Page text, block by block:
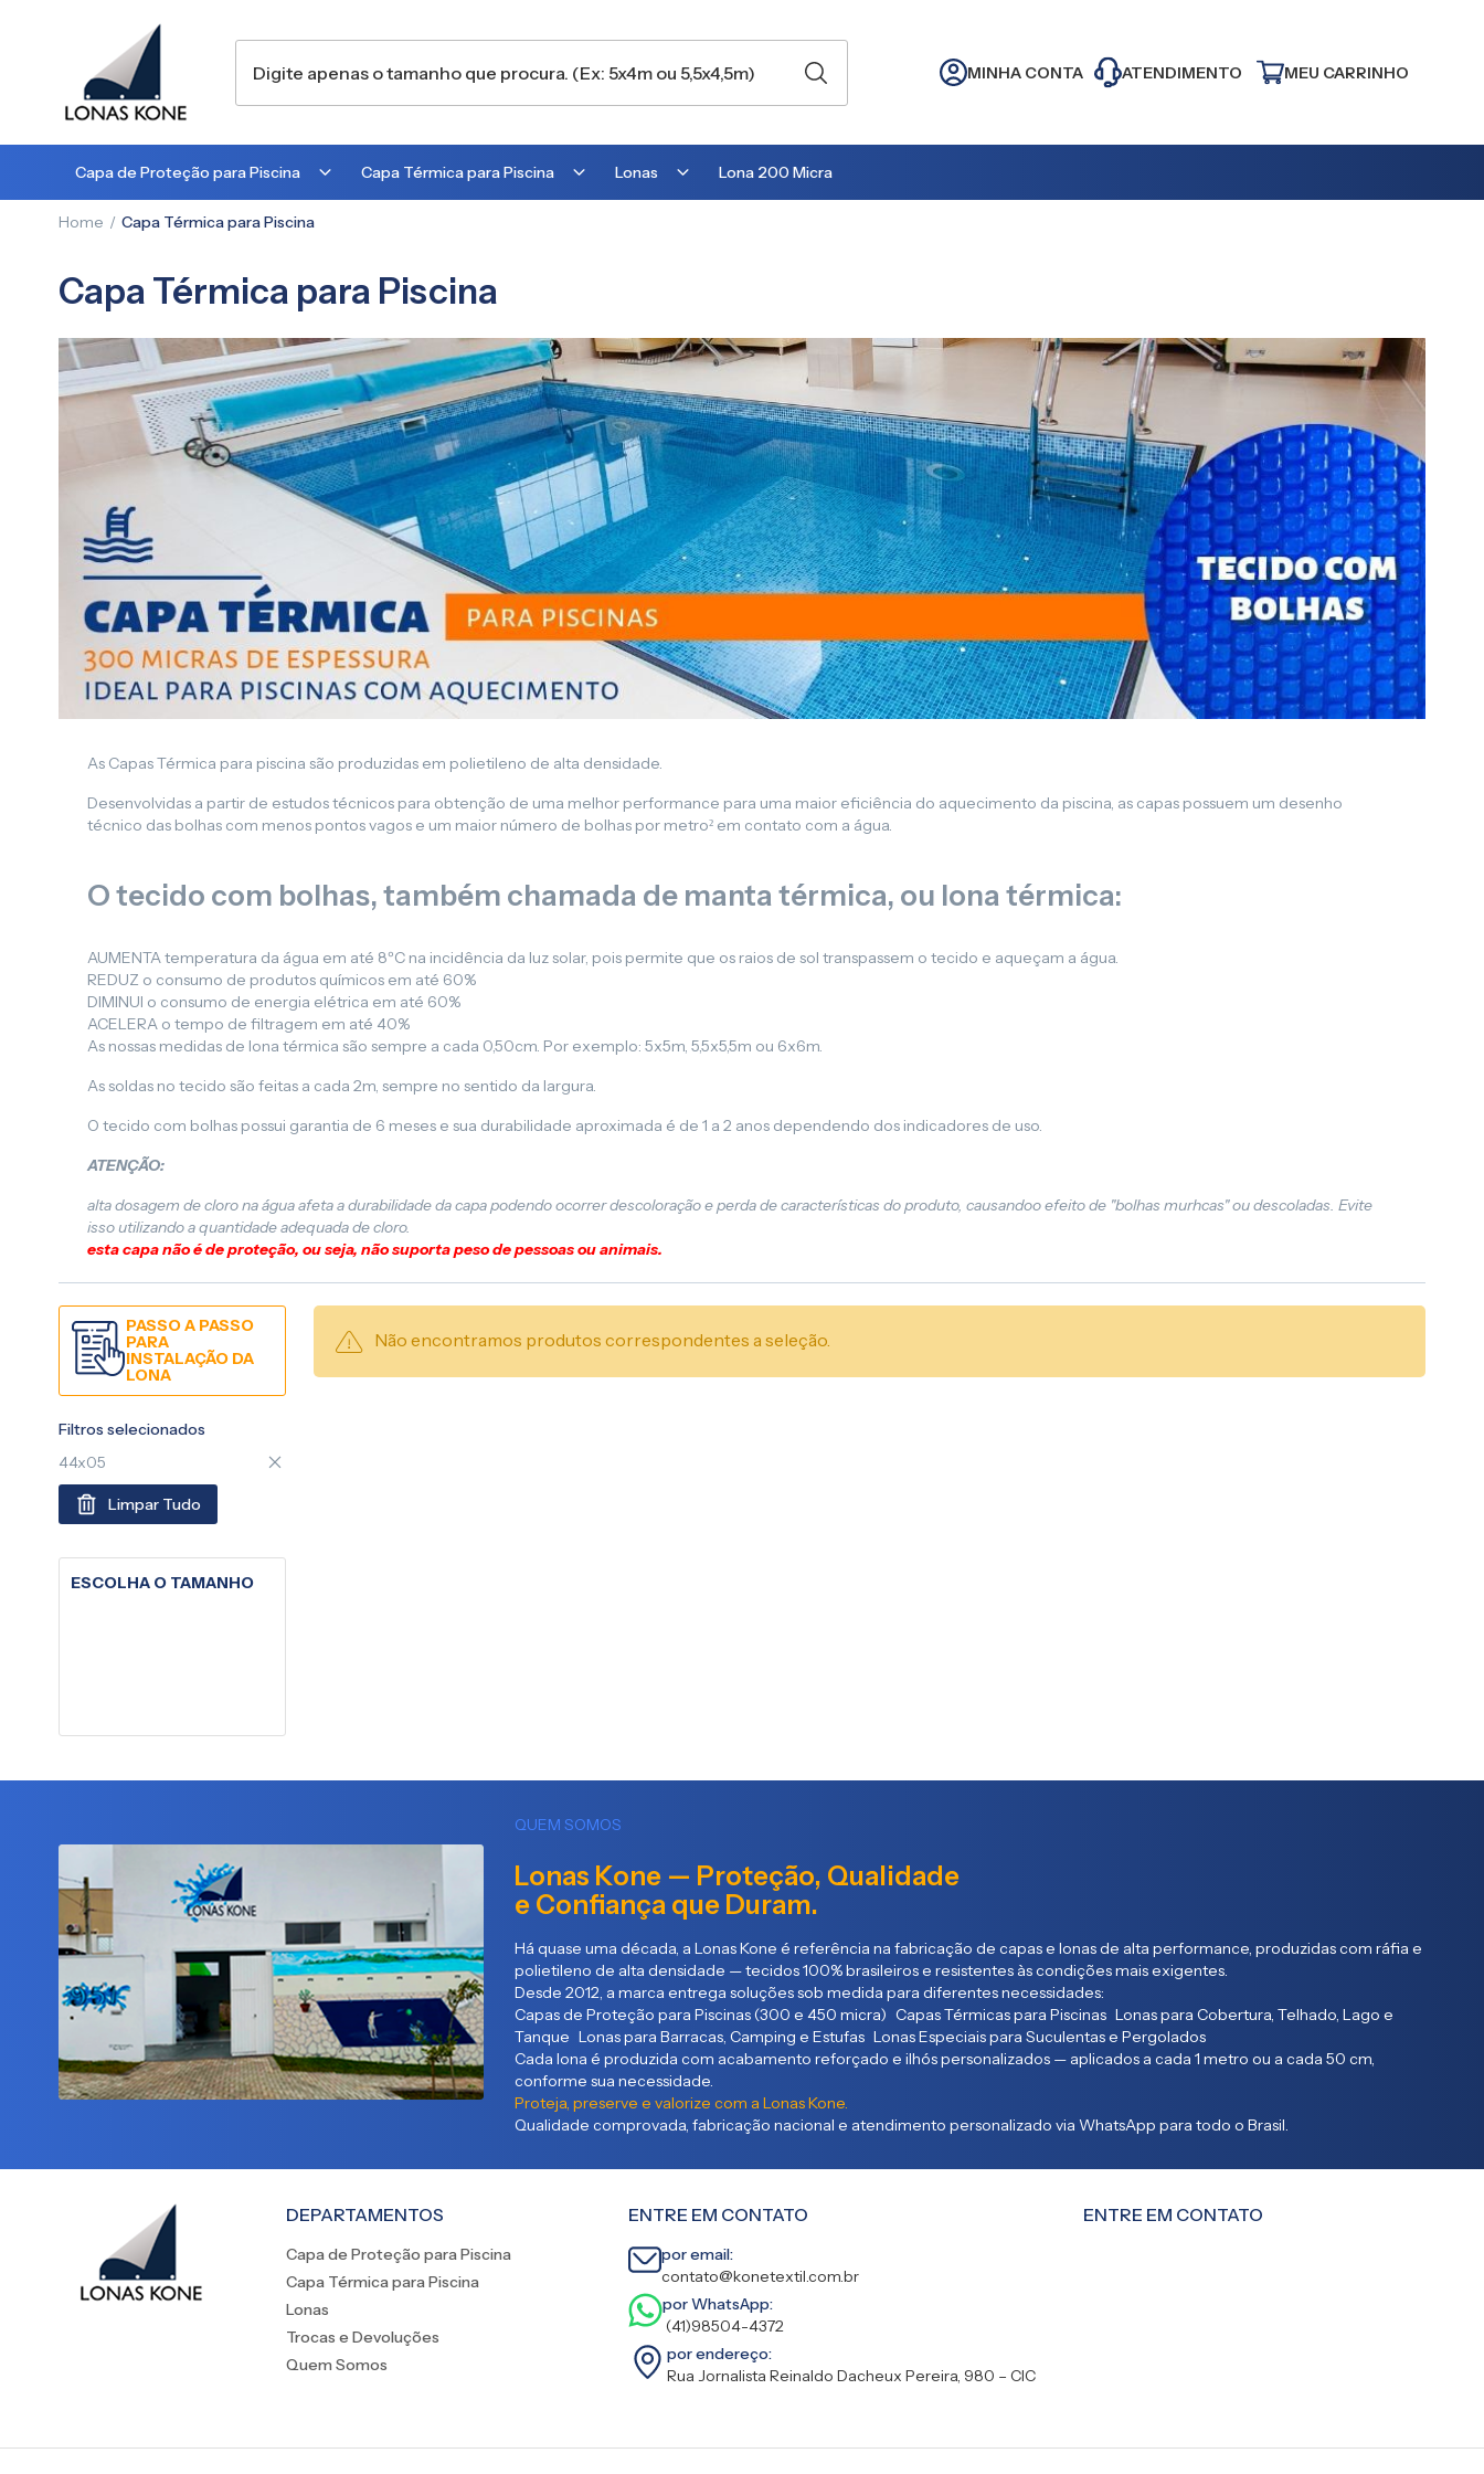
MINHA CONTA ATENDIMENTO MEU CARRINHO
Capa de Proteção para Piscina
300 MICRA
Capa Térmica para Piscina Lonas
Lona para Barraca
Lona para Camping
Lona para Estufa
Lona para cobrir Suculentas
Lona para Pergolado
Lona 200 Micra
Home Capa Térmica para Piscina
Capa Térmica para Piscina
As Capas Térmica para piscina são produzidas em polietileno de alta densidade.
Desenvolvidas a partir de estudos técnicos para obtenção de uma melhor performance para uma maior eficiência do aquecimento da piscina, as capas possuem um desenho
técnico das bolhas com menos pontos vagos e um maior número de bolhas por metro² em contato com a água.
O tecido com bolhas, também chamada de manta térmica, ou lona térmica:
AUMENTA temperatura da água em até 8ºC na incidência da luz solar, pois permite que os raios de sol transpassem o tecido e aqueçam a água.
REDUZ o consumo de produtos químicos em até 60%
DIMINUI o consumo de energia elétrica em até 60%
ACELERA o tempo de filtragem em até 40%
As nossas medidas de lona térmica são sempre a cada 0,50cm. Por exemplo: 5x5m, 5,5x5,5m ou 6x6m.
As soldas no tecido são feitas a cada 2m, sempre no sentido da largura.
O tecido com bolhas possui garantia de 6 meses e sua durabilidade aproximada é de 1 a 2 anos dependendo dos indicadores de uso.
ATENÇÃO:
alta dosagem de cloro na água afeta a durabilidade da capa podendo ocorrer descoloração e perda de características do produto, causandoo efeito de "bolhas murhcas" ou descoladas. Evite
isso utilizando a quantidade adequada de cloro.
esta capa não é de proteção, ou seja, não suporta peso de pessoas ou animais.
Não encontramos produtos correspondentes a seleção.
Filtros selecionados
44x05
Limpar Tudo
ESCOLHA O TAMANHO
PASSO A PASSO
PARA
INSTALAÇÃO DA
LONA
QUEM SOMOS
Lonas Kone — Proteção, Qualidade
e Confiança que Duram.
Há quase uma década, a Lonas Kone é referência na fabricação de capas e lonas de alta performance, produzidas com ráfia e
polietileno de alta densidade — tecidos 100% brasileiros e resistentes às condições mais exigentes.
Desde 2012, a marca entrega soluções sob medida para diferentes necessidades:
Capas de Proteção para Piscinas (300 e 450 micra) Capas Térmicas para Piscinas Lonas para Cobertura, Telhado, Lago e
Tanque Lonas para Barracas, Camping e Estufas Lonas Especiais para Suculentas e Pergolados
Cada lona é produzida com acabamento reforçado e ilhós personalizados — aplicados a cada 1 metro ou a cada 50 cm,
conforme sua necessidade.
Proteja, preserve e valorize com a Lonas Kone.
Qualidade comprovada, fabricação nacional e atendimento personalizado via WhatsApp para todo o Brasil.
DEPARTAMENTOS
Capa de Proteção para Piscina
Capa Térmica para Piscina
Lonas
Trocas e Devoluções
Quem Somos
ENTRE EM CONTATO
por email:
contato@konetextil.com.br
por WhatsApp:
(41)98504-4372
por endereço:
Rua Jornalista Reinaldo Dacheux Pereira, 980 – CIC
ENTRE EM CONTATO